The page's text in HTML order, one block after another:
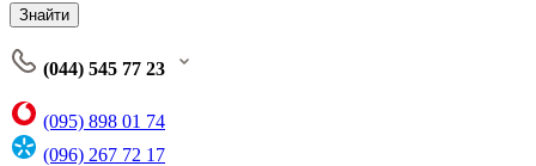
Знайти
(044) 545 77 23
(095) 898 01 74
(096) 267 72 17